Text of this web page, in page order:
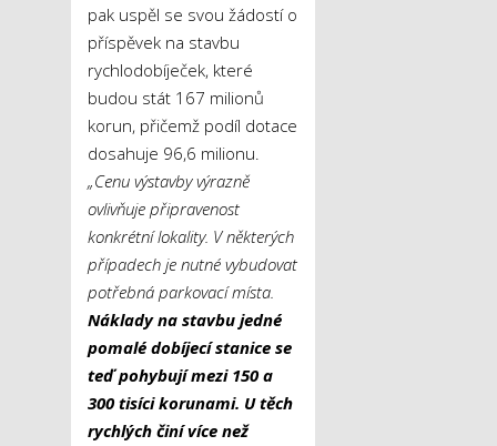
pak uspěl se svou žádostí o
příspěvek na stavbu
rychlodobíječek, které
budou stát 167 milionů
korun, přičemž podíl dotace
dosahuje 96,6 milionu.
„Cenu výstavby výrazně
ovlivňuje připravenost
konkrétní lokality. V některých
případech je nutné vybudovat
potřebná parkovací místa.
Náklady na stavbu jedné
pomalé dobíjecí stanice se
teď pohybují mezi 150 a
300 tisíci korunami. U těch
rychlých činí více než